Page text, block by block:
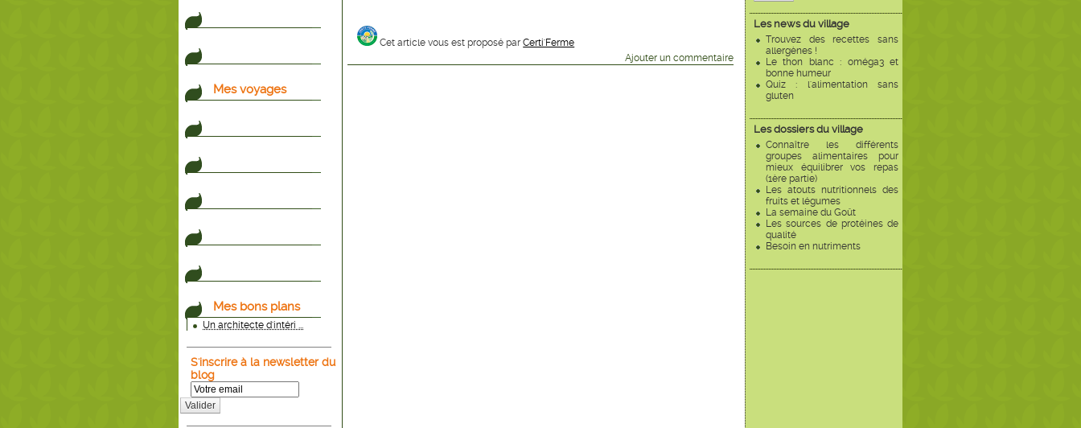
Les news du village
Trouvez des recettes sans
allergènes !
Le thon blanc : oméga3 et
bonne humeur
Quiz : l'alimentation sans
gluten
Les dossiers du village
Connaître les différents
groupes alimentaires pour
mieux équilibrer vos repas
(1ère partie)
Les atouts nutritionnels des
fruits et légumes
La semaine du Goût
Les sources de protéines de
qualité
Besoin en nutriments
Mes voyages
Mes bons plans
Un architecte d'intéri ...
S'inscrire à la newsletter du
blog
Valider
Cet article vous est proposé parCerti'Ferme
Ajouter un commentaire